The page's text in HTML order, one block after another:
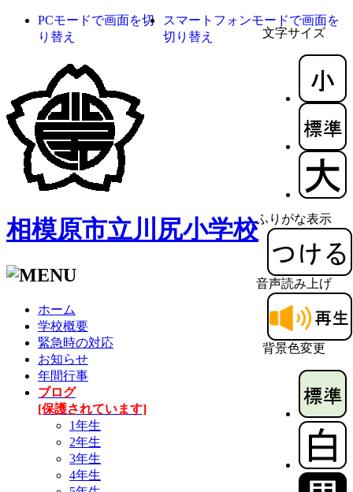
文字サイズ
ふりがな表示
音声読み上げ
背景色変更
PCモードで画面を切
り替え
スマートフォンモードで画面を
切り替え
相模原市立川尻小学校
ホーム
学校概要
緊急時の対応
お知らせ
年間行事
ブログ
[保護されています]
1年生
2年生
3年生
4年生